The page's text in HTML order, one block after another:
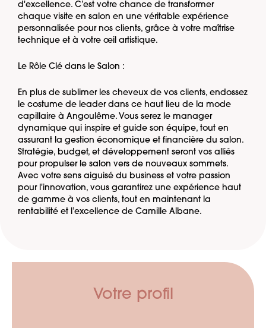
d'excellence. C’est votre chance de transformer
chaque visite en salon en une véritable expérience
personnalisée pour nos clients, grâce à votre maîtrise
technique et à votre œil artistique.
Le Rôle Clé dans le Salon :
En plus de sublimer les cheveux de vos clients, endossez
le costume de leader dans ce haut lieu de la mode
capillaire à Angoulême. Vous serez le manager
dynamique qui inspire et guide son équipe, tout en
assurant la gestion économique et financière du salon.
Stratégie, budget, et développement seront vos alliés
pour propulser le salon vers de nouveaux sommets.
Avec votre sens aiguisé du business et votre passion
pour l'innovation, vous garantirez une expérience haut
de gamme à vos clients, tout en maintenant la
rentabilité et l’excellence de Camille Albane.
Votre profil